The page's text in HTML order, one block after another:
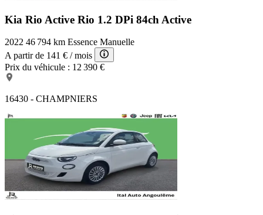
Poignées intérieures de portes chromées
Touches multifonctions sur le volant avec régulateur de
Ecrous de roues antivol
Fonction sécurité piéton avec capot actif
Fonction "Follow me home", éclairage d'accompagnement
de freinage en courbe
Rétroviseurs extérieurs rabattables électriquement
Crash Sensor activation automatique en cas d'accident:
déverrouillage des portes, éclairage intérieur, feux de détresse,
coupure batterie et pompe à carburant
Réglage en hauteur du siège passager AV
Jantes alliage 6.5Jx16" (195/55 R16) design "Loop Spoke"
Système de maintenance intelligent Condition Based Service
(CBS)
Kia Rio Active Rio 1.2 DPi 84ch Active
2022 46 794 km Essence Manuelle
A partir de 141 € / mois
Prix du véhicule : 12 390 €
16430 - CHAMPNIERS